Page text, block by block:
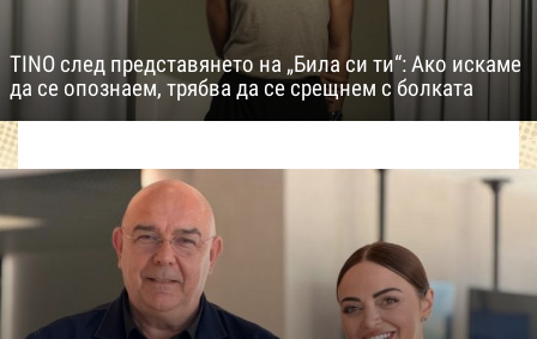
TINO след представянето на „Била си ти“: Ако искаме
да се опознаем, трябва да се срещнем с болката